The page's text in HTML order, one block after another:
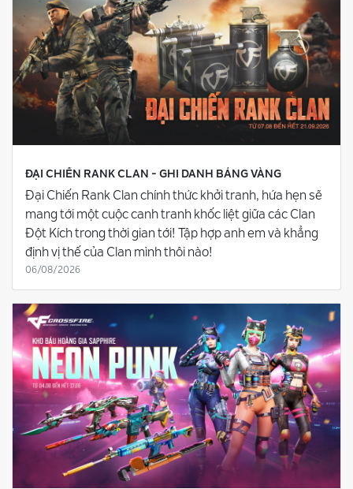
ĐẠI CHIẾN RANK CLAN - GHI DANH BẢNG VÀNG
Đại Chiến Rank Clan chính thức khởi tranh, hứa hẹn sẽ
mang tới một cuộc canh tranh khốc liệt giữa các Clan
Đột Kích trong thời gian tới! Tập hợp anh em và khẳng
định vị thế của Clan mình thôi nào!
06/08/2026